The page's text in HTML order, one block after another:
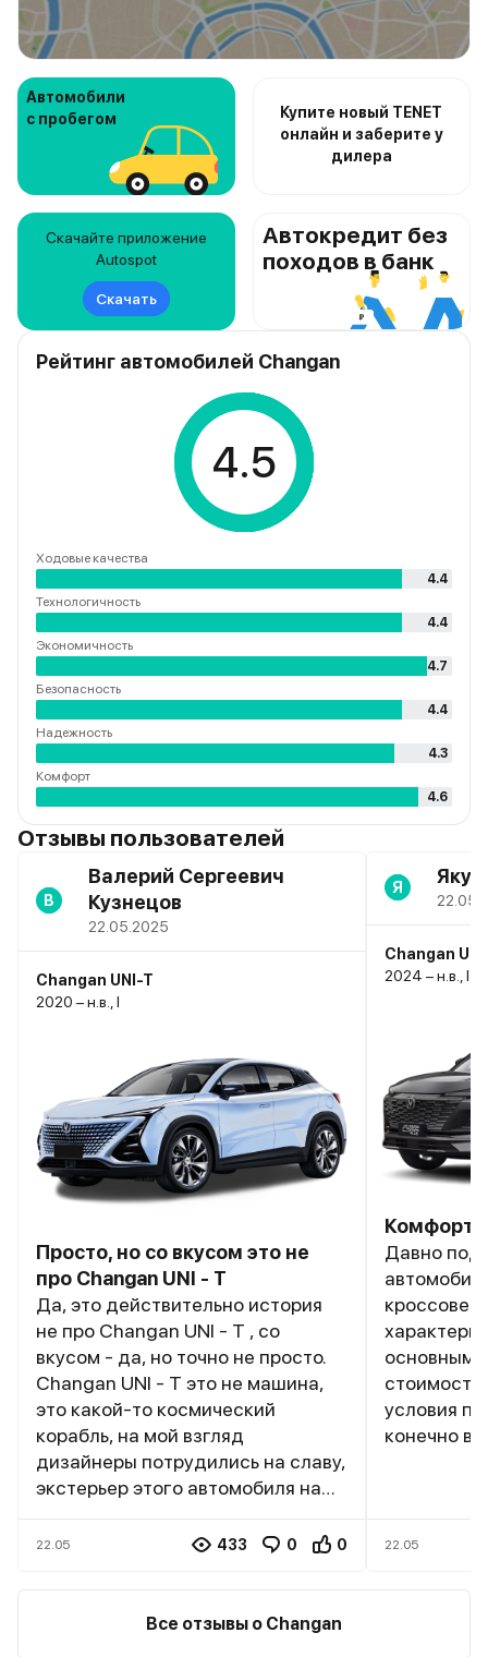
Автомобили
с пробегом
Купите новый TENET
онлайн и заберите у
дилера
Скачайте приложение
Autospot
Скачать
Автокредит без
походов в банк
Рейтинг автомобилей Changan
4.5
Ходовые качества
4.4
Технологичность
4.4
Экономичность
4.7
Безопасность
4.4
Надежность
4.3
Комфорт
4.6
Отзывы пользователей
В
Валерий Сергеевич
Кузнецов
22.05.2025
Changan UNI-T
2020 – н.в., I
Просто, но со вкусом это не
про Changan UNI - T
Да, это действительно история
не про Changan UNI - T , со
вкусом - да, но точно не просто.
Changan UNI - T это не машина,
это какой-то космический
корабль, на мой взгляд
дизайнеры потрудились на славу,
экстерьер этого автомобиля на
думаю, только ща один внешний
поклонников и почитателей, мне
реально кажется, что на
22.05 433 0 0
Я
Changan
2024 – н.в., I
Давно
условия
конечно
как
22.05
Все отзывы о Changan